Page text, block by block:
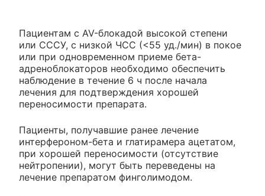
Пациентам с AV-блокадой высокой степени
или СССУ, с низкой ЧСС (<55 уд./мин) в покое
или при одновременном приеме бета-
адреноблокаторов необходимо обеспечить
наблюдение в течение 6 ч после начала
лечения для подтверждения хорошей
переносимости препарата.
Пациенты, получавшие ранее лечение
интерфероном-бета и глатирамера ацетатом,
при хорошей переносимости (отсутствие
нейтропении), могут быть переведены на
лечение препаратом финголимодом.